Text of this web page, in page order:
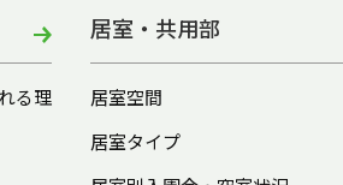
る理
居室・共用部
居室空間
居室タイプ